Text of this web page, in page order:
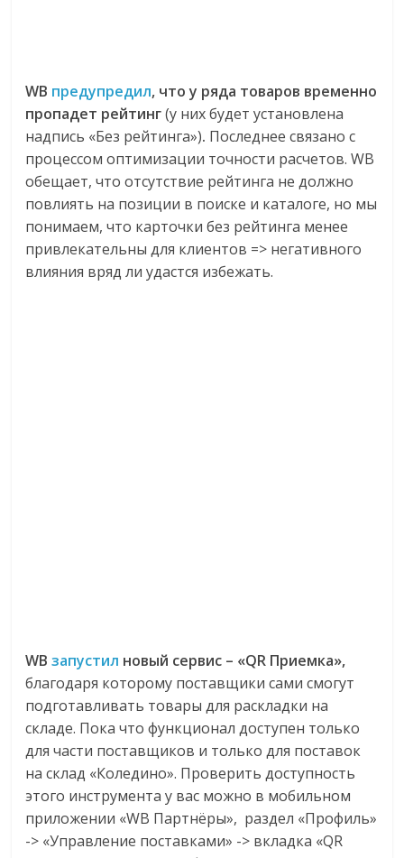
WB предупредил, что у ряда товаров временно
пропадет рейтинг(у них будет установлена
надпись «Без рейтинга»). Последнее связано с
процессом оптимизации точности расчетов. WB
обещает, что отсутствие рейтинга не должно
повлиять на позиции в поиске и каталоге, но мы
понимаем, что карточки без рейтинга менее
привлекательны для клиентов => негативного
влияния вряд ли удастся избежать.
WBзапустил новый сервис – «QR Приемка»,
благодаря которому поставщики сами смогут
подготавливать товары для раскладки на
складе. Пока что функционал доступен только
для части поставщиков и только для поставок
на склад «Коледино». Проверить доступность
этого инструмента у вас можно в мобильном
приложении «WB Партнёры», раздел «Профиль»
-> «Управление поставками» -> вкладка «QR